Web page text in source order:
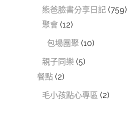
熊爸臉書分享日記 (759)
聚會 (12)
包場團聚 (10)
親子同樂 (5)
餐點 (2)
毛小孩點心專區 (2)